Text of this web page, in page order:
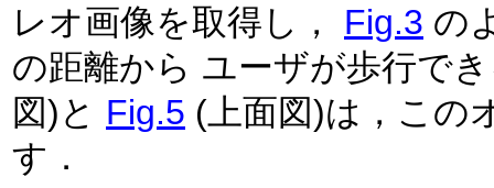
レオ画像を取得し， Fig.3 の
の距離から ユーザが歩行で
図)と Fig.5 (上面図)は，この
す．